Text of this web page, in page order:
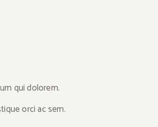
qui dolorem.
orci ac sem.